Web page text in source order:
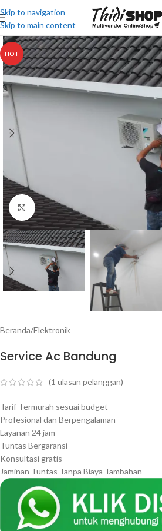
Skip to navigation
Skip to main content
HOT
Click to enlarge
Beranda/Elektronik
Service Ac Bandung
(1 ulasan pelanggan)
Tarif Termurah sesuai budget
Profesional dan Berpengalaman
Layanan 24 jam
Tuntas Bergaransi
Konsultasi gratis
Jaminan Tuntas Tanpa Biaya Tambahan